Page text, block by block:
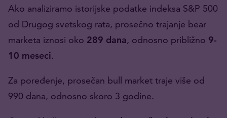
Ako analiziramo istorijske podatke indeksa S&P 500
od Drugog svetskog rata, prosečno trajanje bear
marketa iznosi oko 289 dana, odnosno približno 9-
10 meseci.
Za poređenje, prosečan bull market traje više od
990 dana, odnosno skoro 3 godine.